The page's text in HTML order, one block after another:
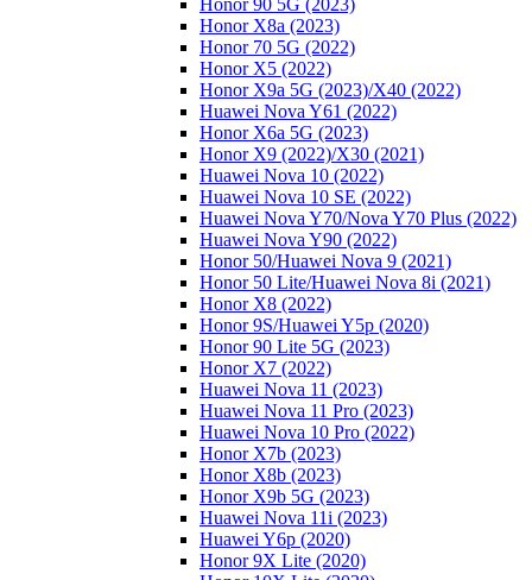
Honor 90 5G (2023)
Honor X8a (2023)
Honor 70 5G (2022)
Honor X5 (2022)
Honor X9a 5G (2023)/Х40 (2022)
Huawei Nova Y61 (2022)
Honor X6a 5G (2023)
Honor X9 (2022)/Х30 (2021)
Huawei Nova 10 (2022)
Huawei Nova 10 SE (2022)
Huawei Nova Y70/Nova Y70 Plus (2022)
Huawei Nova Y90 (2022)
Honor 50/Huawei Nova 9 (2021)
Honor 50 Lite/Huawei Nova 8i (2021)
Honor X8 (2022)
Honor 9S/Huawei Y5p (2020)
Honor 90 Lite 5G (2023)
Honor X7 (2022)
Huawei Nova 11 (2023)
Huawei Nova 11 Pro (2023)
Huawei Nova 10 Pro (2022)
Honor X7b (2023)
Honor X8b (2023)
Honor X9b 5G (2023)
Huawei Nova 11i (2023)
Huawei Y6p (2020)
Honor 9X Lite (2020)